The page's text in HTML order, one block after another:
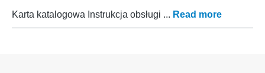
Karta katalogowa Instrukcja obsługi ... Read more